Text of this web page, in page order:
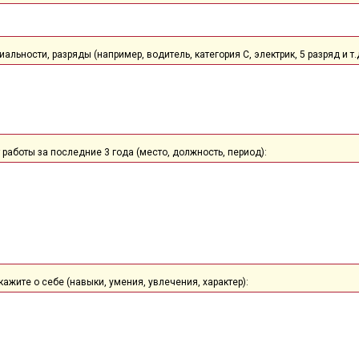
разряды (например, водитель, категория С, электрик, 5 разряд и
за последние 3 года (место, должность, период):
о себе (навыки, умения, увлечения, характер):